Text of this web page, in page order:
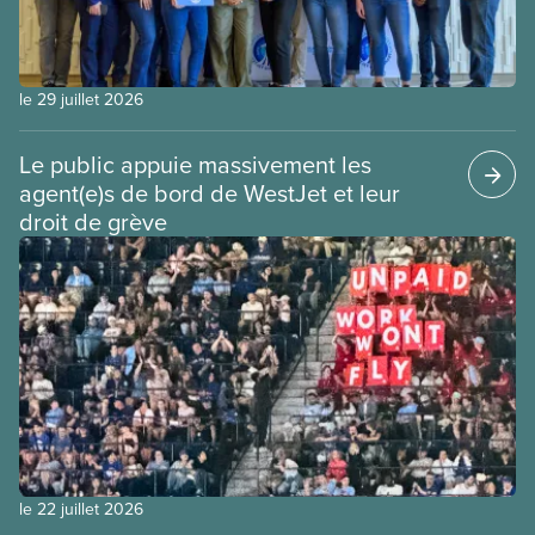
le 29 juillet 2026
Le public appuie massivement les
agent(e)s de bord de WestJet et leur
droit de grève
le 22 juillet 2026